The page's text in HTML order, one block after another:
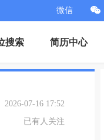
微信
搜索 简历中心
2026-07-16 17:52
已有人关注